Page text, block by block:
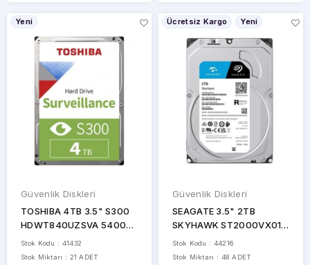
Yeni
Güvenlik Diskleri
TOSHIBA 4TB 3.5" S300
HDWT840UZSVA 5400
RPM 128MB SATA-3
Güvenlik Diski
Stok Kodu : 41432
Stok Miktarı : 21 ADET
Ücretsiz Kargo Yeni
Güvenlik Diskleri
SEAGATE 3.5" 2TB
SKYHAWK ST2000VX017
5400 RPM 256MB SATA-3
Güvenlik Diski
Stok Kodu : 44216
Stok Miktarı : 48 ADET